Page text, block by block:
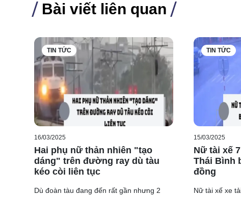
Bài viết liên quan
TIN TỨC
16/03/2025
Hai phụ nữ thản nhiên "tạo
dáng" trên đường ray dù tàu
kéo còi liên tục
Dù đoàn tàu đang đến rất gần nhưng 2
TIN TỨC
15/03/2025
Nữ tài xế
Thái Bình
đồng
Nữ tài xế xe